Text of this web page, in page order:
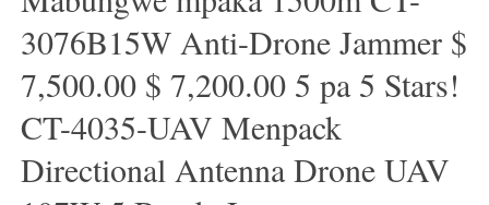
3076B15W Anti-Drone Jammer $
7,500.00 $ 7,200.00 5 pa 5 Stars!
CT-4035-UAV Menpack
Directional Antenna Drone UAV